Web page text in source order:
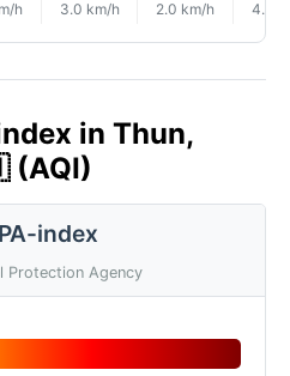
h 3.0 km/h 2.0 km/h 4.0
in Thun,
(AQI)
index
Protection Agency